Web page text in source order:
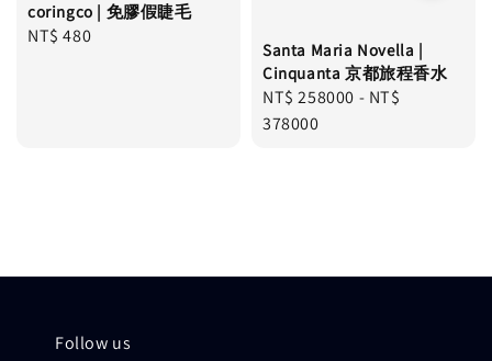
coringco | 免膠假睫毛
Regular
NT$ 480
Santa Maria Novella |
Cinquanta 京都旅程香水
Regular
price
NT$ 258000 - NT$
378000
Follow us